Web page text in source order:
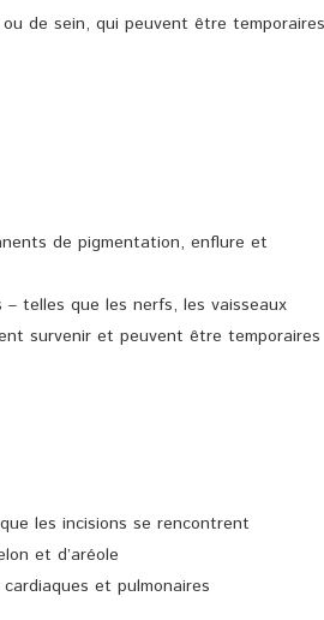
de sein, qui peuvent être temporaires
de pigmentation, enflure et
telles que les nerfs, les vaisseaux
survenir et peuvent être temporaires
les incisions se rencontrent
et d’aréole
et pulmonaires